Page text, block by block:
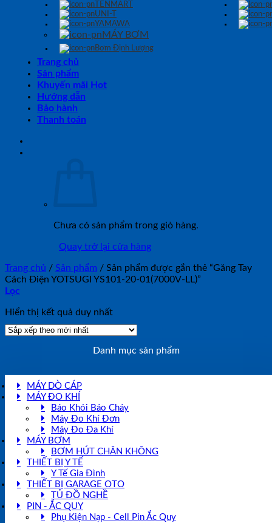
TENMART
UNI-T
YAMAWA
MÁY BƠM
Bơm Định Lượng
Trang chủ
Sản phẩm
Khuyến mãi Hot
Hướng dẫn
Bảo hành
Thanh toán
Chưa có sản phẩm trong giỏ hàng.
Quay trở lại cửa hàng
Trang chủ / Sản phẩm / Sản phẩm được gắn thẻ “Găng Tay
Cách Điện YOTSUGI YS101-20-01(7000V-LL)”
Lọc
Hiển thị kết quả duy nhất
Danh mục sản phẩm
MÁY DÒ CÁP
MÁY ĐO KHÍ
Báo Khói Báo Cháy
Máy Đo Khí Đơn
Máy Đo Đa Khí
MÁY BƠM
BƠM HÚT CHÂN KHÔNG
THIẾT BỊ Y TẾ
Y Tế Gia Đình
THIẾT BỊ GARAGE OTO
TỦ ĐỒ NGHỀ
PIN - ẮC QUY
Phụ Kiện Nạp - Cell Pin Ắc Quy